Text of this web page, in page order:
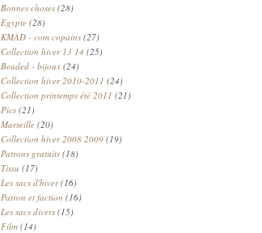
Bonnes choses (28)
Egypte (28)
KMAD - com copains (27)
Collection hiver 13 14 (25)
Beaded - bijoux (24)
Collection hiver 2010-2011 (24)
Collection printemps été 2011 (21)
Pics (21)
Marseille (20)
Collection hiver 2008 2009 (19)
Patrons gratuits (18)
Tissu (17)
Les sacs d'hiver(16)
Patron et faction (16)
Les sacs divers (15)
Film (14)